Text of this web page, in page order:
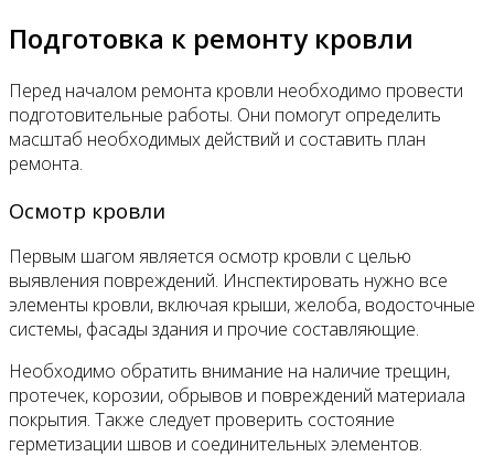
Подготовка к ремонту кровли
Перед началом ремонта кровли необходимо провести
подготовительные работы. Они помогут определить
масштаб необходимых действий и составить план
ремонта.
Осмотр кровли
Первым шагом является осмотр кровли с целью
выявления повреждений. Инспектировать нужно все
элементы кровли, включая крыши, желоба, водосточные
системы, фасады здания и прочие составляющие.
Необходимо обратить внимание на наличие трещин,
протечек, корозии, обрывов и повреждений материала
покрытия. Также следует проверить состояние
герметизации швов и соединительных элементов.